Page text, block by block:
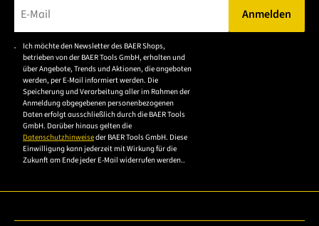
Bitte geben Sie eine gültige E-Mail-Adresse ein.
Anmelden
Ich möchte den Newsletter des BAER Shops,
betrieben von der BAER Tools GmbH, erhalten und
über Angebote, Trends und Aktionen, die angeboten
werden, per E-Mail informiert werden. Die
Speicherung und Verarbeitung aller im Rahmen der
Anmeldung abgegebenen personenbezogenen
Daten erfolgt ausschließlich durch die BAER Tools
GmbH. Darüber hinaus gelten die
Datenschutzhinweiseder BAER Tools GmbH. Diese
Einwilligung kann jederzeit mit Wirkung für die
Zukunft am Ende jeder E-Mail widerrufen werden..